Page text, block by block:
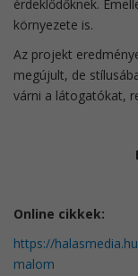
érdeklődőknek.
környezete is.
Az projekt
megújult, de
várni a látogatókat,
Online cikkek:
https://
malom